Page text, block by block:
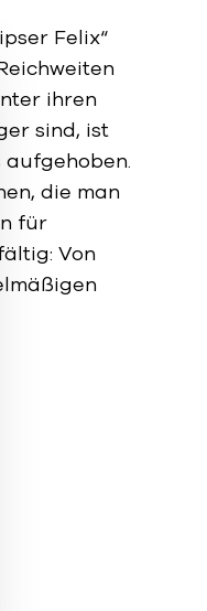
Felix“
ihren
sind, ist
die man
für
Von